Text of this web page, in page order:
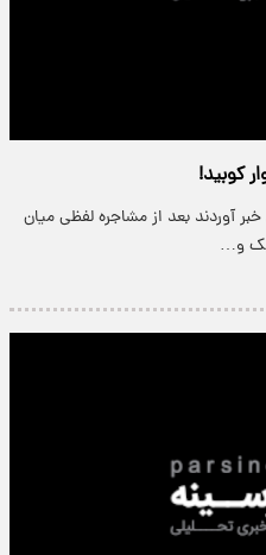
کوبید!
آوردند بعد از مشاجره لفظی میان
و…